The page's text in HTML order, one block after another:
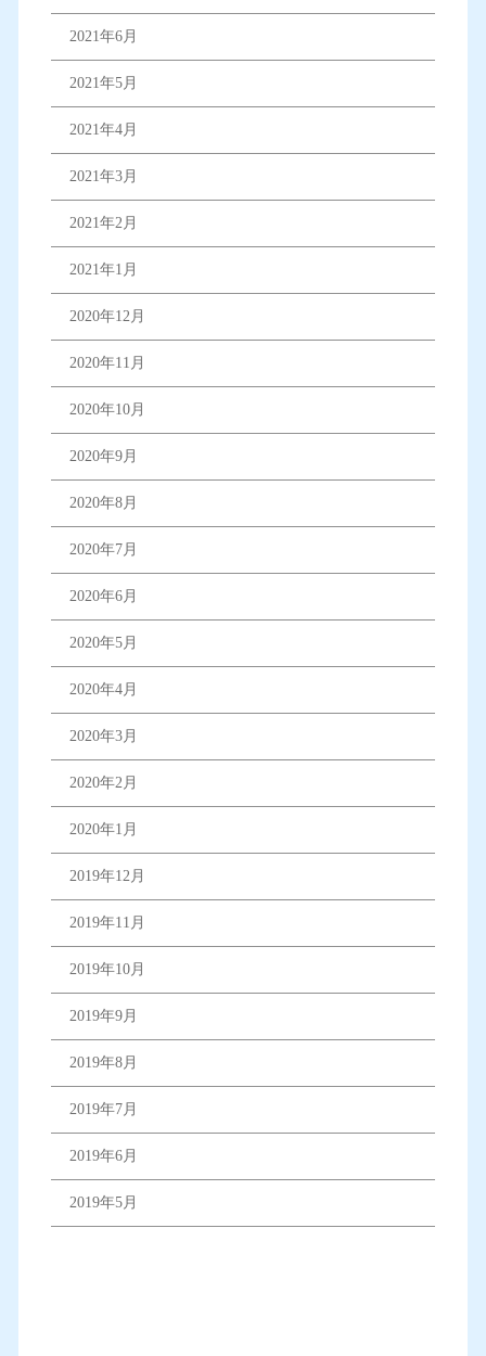
2021年6月
2021年5月
2021年4月
2021年3月
2021年2月
2021年1月
2020年12月
2020年11月
2020年10月
2020年9月
2020年8月
2020年7月
2020年6月
2020年5月
2020年4月
2020年3月
2020年2月
2020年1月
2019年12月
2019年11月
2019年10月
2019年9月
2019年8月
2019年7月
2019年6月
2019年5月